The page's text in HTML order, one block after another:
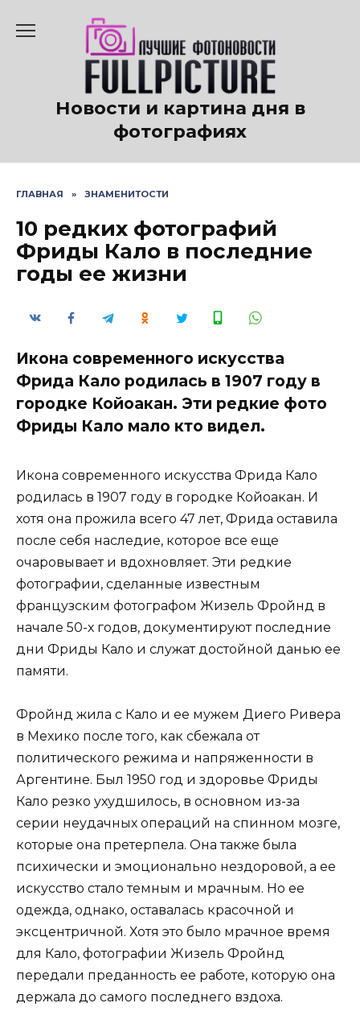
содержанию
Новости и картина дня в
фотографиях
ГЛАВНАЯ » ЗНАМЕНИТОСТИ
10 редких фотографий
Фриды Кало в последние
годы ее жизни
Икона современного искусства
Фрида Кало родилась в 1907 году в
городке Койоакан. Эти редкие фото
Фриды Кало мало кто видел.
Икона современного искусства Фрида Кало
родилась в 1907 году в городке Койоакан. И
хотя она прожила всего 47 лет, Фрида оставила
после себя наследие, которое все еще
очаровывает и вдохновляет. Эти редкие
фотографии, сделанные известным
французским фотографом Жизель Фройнд в
начале 50-х годов, документируют последние
дни Фриды Кало и служат достойной данью ее
памяти.
Фройнд жила с Кало и ее мужем Диего Ривера
в Мехико после того, как сбежала от
политического режима и напряженности в
Аргентине. Был 1950 год и здоровье Фриды
Кало резко ухудшилось, в основном из-за
серии неудачных операций на спинном мозге,
которые она претерпела. Она также была
психически и эмоционально нездоровой, а ее
искусство стало темным и мрачным. Но ее
одежда, однако, оставалась красочной и
эксцентричной. Хотя это было мрачное время
для Кало, фотографии Жизель Фройнд
передали преданность ее работе, которую она
держала до самого последнего вздоха.